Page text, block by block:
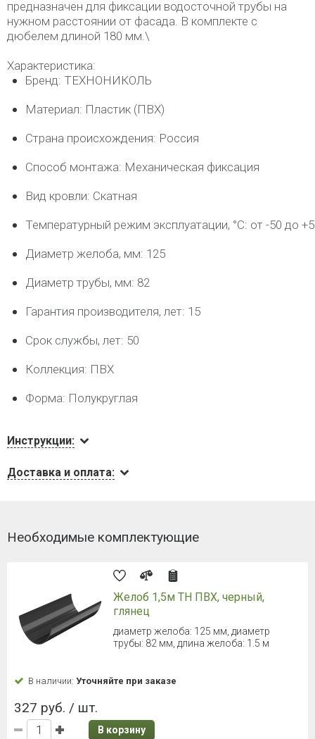
предназначен для фиксации водосточной трубы на
нужном расстоянии от фасада. В комплекте с
дюбелем длиной 180 мм.\
Характеристика:
Бренд: ТЕХНОНИКОЛЬ
Материал: Пластик (ПВХ)
Страна происхождения: Россия
Способ монтажа: Механическая фиксация
Вид кровли: Скатная
Температурный режим эксплуатации, °C: от -50 до
Диаметр желоба, мм: 125
Диаметр трубы, мм: 82
Гарантия производителя, лет: 15
Срок службы, лет: 50
Коллекция: ПВХ
Форма: Полукруглая
Инструкции:
Доставка и оплата:
Необходимые комплектующие
Желоб 1,5м ТН ПВХ, черный,
глянец
диаметр желоба: 125 мм, диаметр
трубы: 82 мм, длина желоба: 1.5 м
В наличии: Уточняйте при заказе
327 руб. / шт.
В корзину